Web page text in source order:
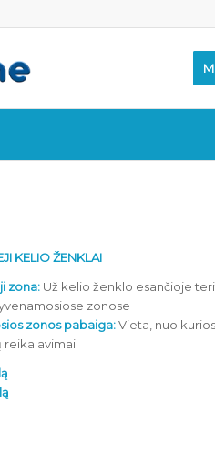
KELIO ŽENKLAI
zona: Už kelio ženklo esančioje
zonose
zonos pabaiga:Vieta, nuo
reikalavimai